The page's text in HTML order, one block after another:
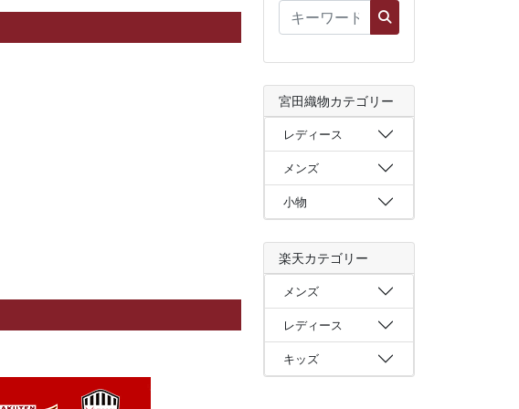
宮田織物カテゴリー
レディース
メンズ
小物
楽天カテゴリー
メンズ
レディース
キッズ